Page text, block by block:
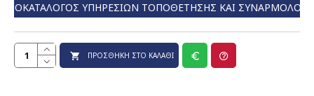
ΠΡΟΣΘΉΚΗ ΣΤΟ ΚΑΛΆΘΙ
ΥΠΗΡΕΣΙΏΝ ΤΟΠΟΘΈΤΗΣΗΣ ΚΑΙ